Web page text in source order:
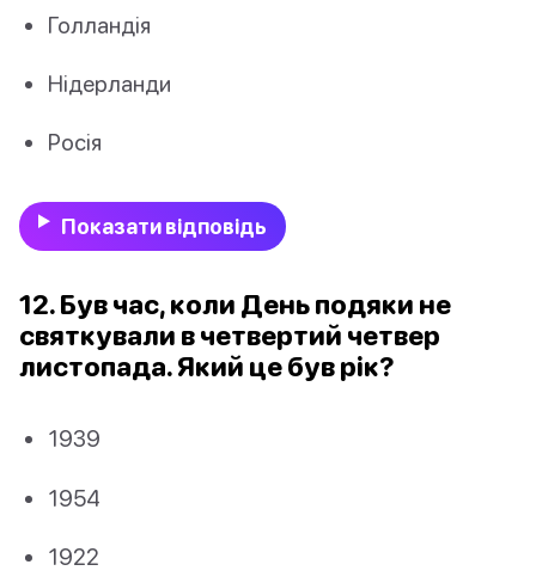
Голландія
Нідерланди
Росія
Показати відповідь
12. Був час, коли День подяки не
святкували в четвертий четвер
листопада. Який це був рік?
1939
1954
1922